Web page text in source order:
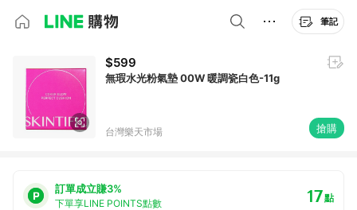
筆記
$599
無瑕水光粉氣墊 00W 暖調瓷白色-11g
台灣樂天市場 搶購
訂單成立賺3%
下單享LINE POINTS點數 17點